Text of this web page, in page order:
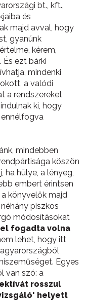
bt., kft.,
és
majd avval, hogy
gyanúnk
kérem,
ezt bárki
mindenki
a valódi
a rendszereket
ki, hogy
ennélfogva
mindebben
köszön
ha hülye, a lényeg,
embert érintsen
könyvelők majd
piszkos
módosításokat
fogadta volna
lehet, hogy itt
Egyes
van szó: a
rosszul
helyett